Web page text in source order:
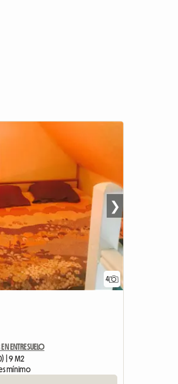
4
❯
ENTRESUELO
| 9 M2
mínimo